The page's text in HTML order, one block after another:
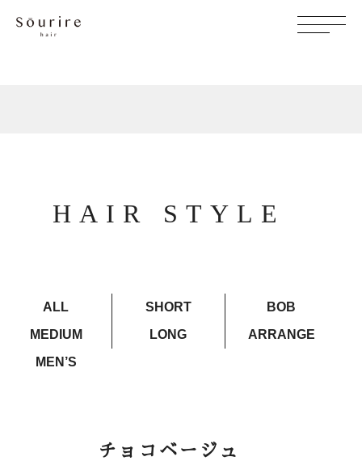
HAIR STYLE
ALL SHORT
BOB
MEDIUM
LONG
ARRANGE
MEN’S
チョコベージュ